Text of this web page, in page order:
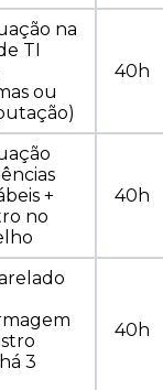
na
TI
ou
40h
+
no
40h
3
40h